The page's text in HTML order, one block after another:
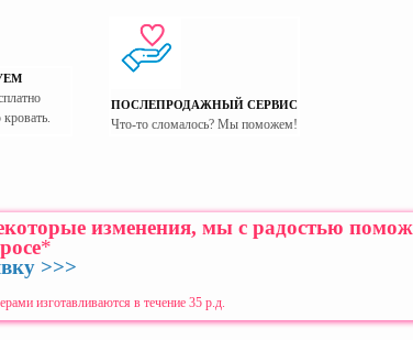
Украина
ПОСЛЕПРОДАЖНЫЙ СЕРВИС
Что-то сломалось? Мы поможем!
изменения, мы с радостью
*
>>>
изготавливаются в течение 35 р.д.